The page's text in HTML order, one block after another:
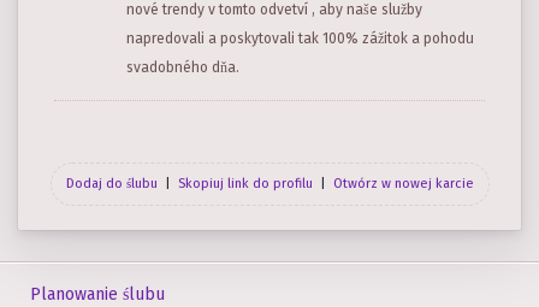
nové trendy v tomto odvetví , aby naše služby
napredovali a poskytovali tak 100% zážitok a pohodu
svadobného dňa.
Dodaj do ślubu Skopiuj link do profilu Otwórz w nowej karcie
Planowanie ślubu